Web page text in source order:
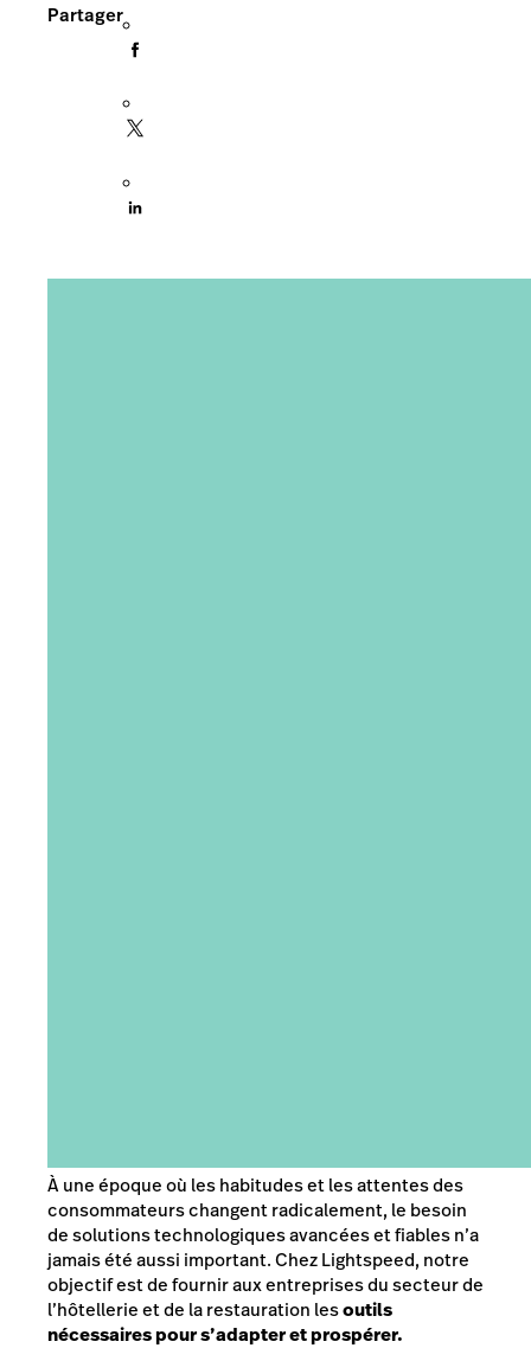
Partager
À une époque où les habitudes et les attentes des
consommateurs changent radicalement, le besoin
de solutions technologiques avancées et fiables n’a
jamais été aussi important. Chez Lightspeed, notre
objectif est de fournir aux entreprises du secteur de
l’hôtellerie et de la restauration lesoutils
nécessaires pour s’adapter et prospérer.